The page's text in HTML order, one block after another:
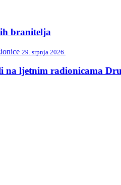
branitelja
29. srpnja 2026.
na ljetnim radionicama